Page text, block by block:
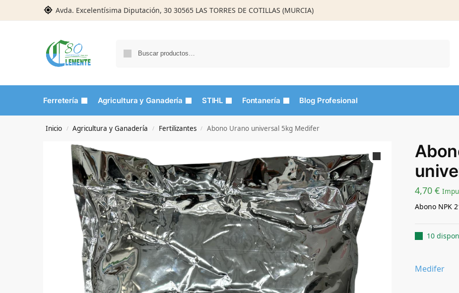
Avda. Excelentísima Diputación, 30 30565 LAS TORRES DE COTILLAS (MURCIA)
Ferretería Agricultura y Ganadería STIHL Fontanería Blog Profesional
Inicio / Agricultura y Ganadería / Fertilizantes / Abono Urano universal 5kg Medifer
4,70 €
Abono NPK
10
Medifer